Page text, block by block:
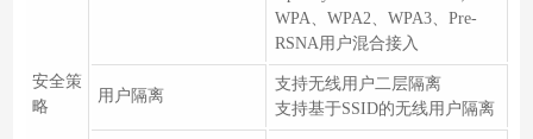
安全策
略
WPA、WPA2、WPA3、Pre-
RSNA用户混合接入
用户隔离
支持无线用户二层隔离
支持基于SSID的无线用户隔离